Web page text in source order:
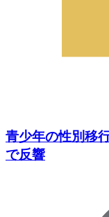
青少年の性別移
で反響